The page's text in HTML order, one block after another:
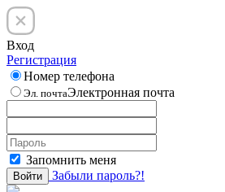
Вход
Регистрация
Номер телефона
Эл. почтаЭлектронная почта
Запомнить меня
Войти Забыли пароль?!